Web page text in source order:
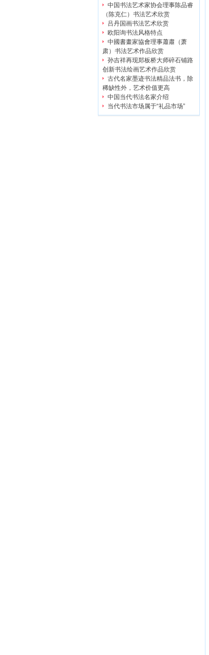
中国书法艺术家协会理事陈品睿
（陈克仁）书法艺术欣赏
吕丹国画书法艺术欣赏
欧阳询书法风格特点
中國書畫家協會理事蕭肅（萧
肃）书法艺术作品欣赏
孙吉祥再现郑板桥大师碎石铺路
创新书法绘画艺术作品欣赏
古代名家墨迹书法精品法书，除
稀缺性外，艺术价值更高
中国当代书法名家介绍
当代书法市场属于“礼品市场”